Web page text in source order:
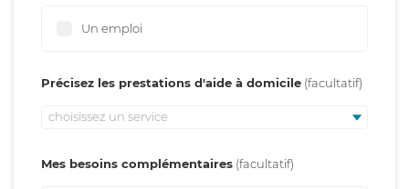
Un emploi
Précisez les prestations d'aide à domicile
choisissez un service
Mes besoins complémentaires